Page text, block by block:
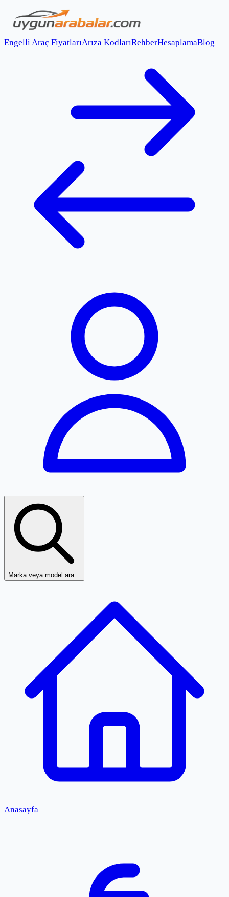
Engelli Araç FiyatlarıArıza KodlarıRehberHesaplamaBlog
Marka veya model ara...
Anasayfa